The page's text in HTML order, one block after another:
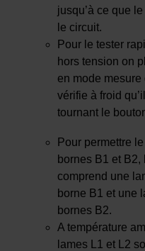
jusqu’à ce que
le circuit.
Pour le tester
hors tension on
en mode
vérifie à froid
tournant le
Pour permettre
bornes B1 et B2,
comprend une
borne B1 et une
bornes B2.
A température
lames L1 et L2